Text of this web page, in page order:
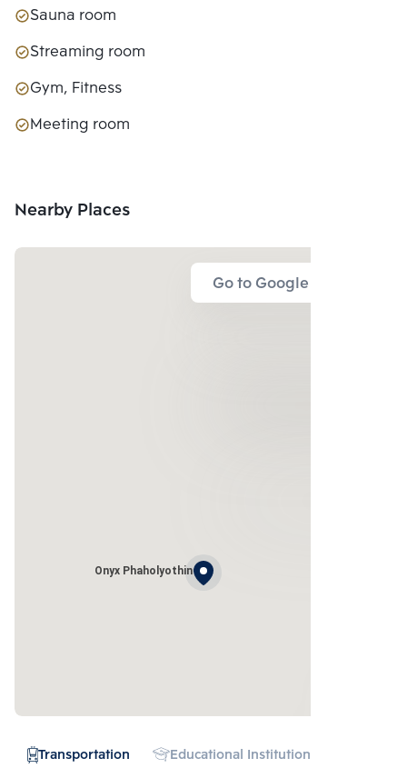
Sauna room
Streaming room
Gym, Fitness
Meeting room
Nearby Places
Go to Google Map
Onyx Phaholyothin
Transportation Educational Institution